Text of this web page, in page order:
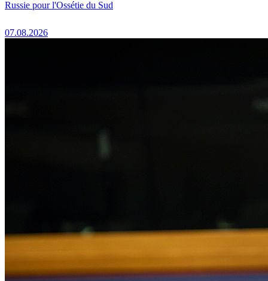
Russie pour l'Ossétie du Sud
07.08.2026